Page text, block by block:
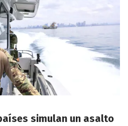
simulan un asalto